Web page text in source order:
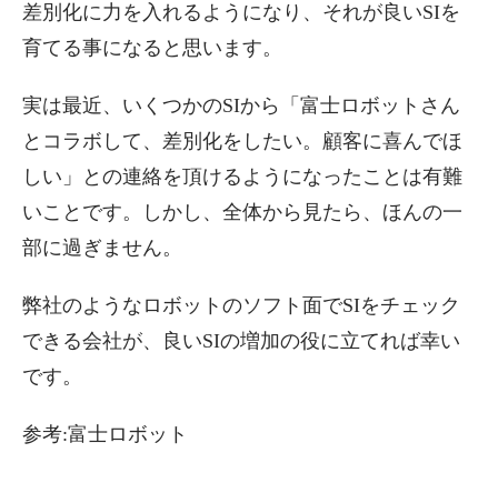
差別化に力を入れるようになり、それが良いSIを
育てる事になると思います。
実は最近、いくつかのSIから「富士ロボットさん
とコラボして、差別化をしたい。顧客に喜んでほ
しい」との連絡を頂けるようになったことは有難
いことです。しかし、全体から見たら、ほんの一
部に過ぎません。
弊社のようなロボットのソフト面でSIをチェック
できる会社が、良いSIの増加の役に立てれば幸い
です。
参考:富士ロボット